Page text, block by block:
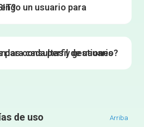
a SIT?
y gestiones disponibles para cada perfil de usuario?
de uso Arriba